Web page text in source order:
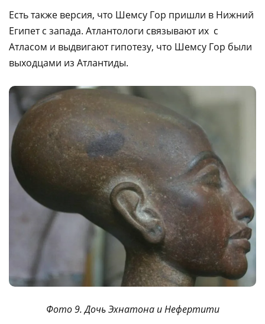
Есть также версия, что Шемсу Гор пришли в Нижний
Египет с запада. Атлантологи связывают их с
Атласом и выдвигают гипотезу, что Шемсу Гор были
выходцами из Атлантиды.
Фото 9. Дочь Эхнатона и Нефертити